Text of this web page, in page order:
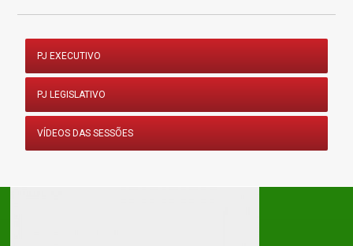
PJ EXECUTIVO
PJ LEGISLATIVO
VÍDEOS DAS SESSÕES